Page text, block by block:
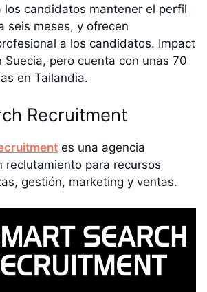
los candidatos mantener el perfil
seis meses, y ofrecen
a los candidatos. Impact
Suecia, pero cuenta con unas 70
en Tailandia.
Recruitment
es una agencia
reclutamiento para recursos
gestión, marketing y ventas.